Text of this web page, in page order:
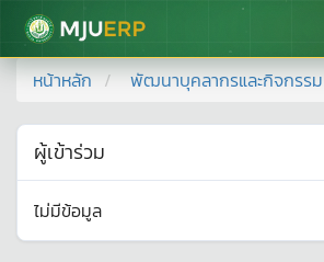
มหาวิทยาลัยแม่โจ้
หน้าหลัก พัฒนาบุคลากรและกิจกรรม
ผู้เข้าร่วม
ไม่มีข้อมูล